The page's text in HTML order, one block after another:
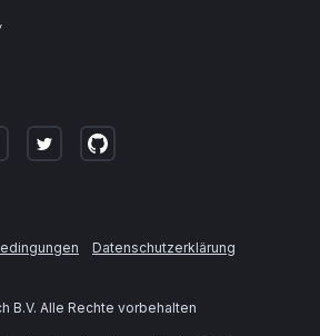
Datenschutzerklärung
B.V. Alle Rechte vorbehalten